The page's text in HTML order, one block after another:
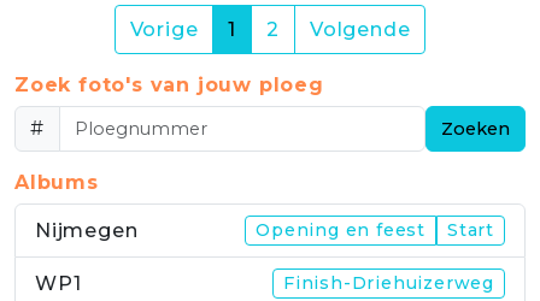
Vorige 1 (current)
2 Volgende
Zoek foto's van jouw ploeg
#
Zoeken
Albums
Nijmegen Opening en feest Start
WP1 Finish-Driehuizerweg